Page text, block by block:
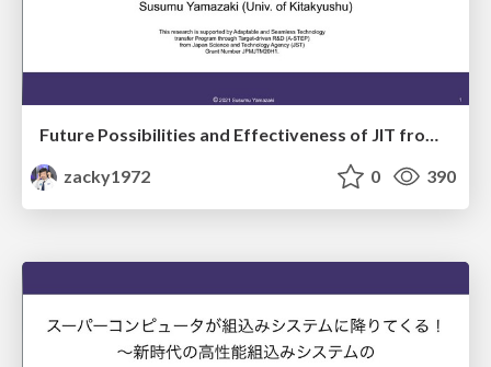
Future Possibilities and Effectiveness of JIT from Elixir Code of Image Processing and Machine Learning into Native Code with SIMD Instructions
zacky1972
0 390